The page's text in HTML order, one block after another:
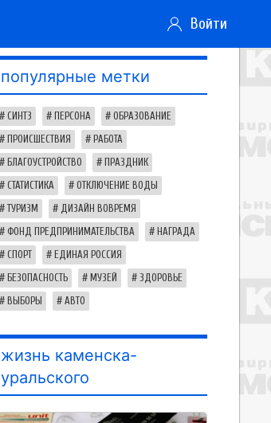
Войти
популярные метки
СИНТЗ ПЕРСОНА ОБРАЗОВАНИЕ
ПРОИСШЕСТВИЯ РАБОТА
БЛАГОУСТРОЙСТВО ПРАЗДНИК
СТАТИСТИКА ОТКЛЮЧЕНИЕ ВОДЫ
ТУРИЗМ ДИЗАЙН ВОВРЕМЯ
ФОНД ПРЕДПРИНИМАТЕЛЬСТВА НАГРАДА
СПОРТ ЕДИНАЯ РОССИЯ
БЕЗОПАСНОСТЬ МУЗЕЙ ЗДОРОВЬЕ
ВЫБОРЫ АВТО
жизнь каменска-
уральского